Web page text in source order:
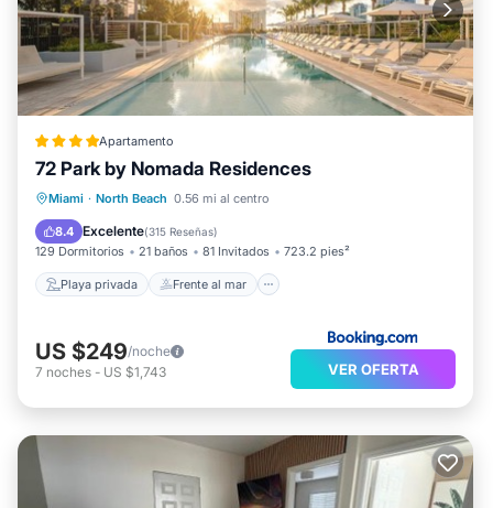
Apartamento
72 Park by Nomada Residences
Miami · North Beach 0.56 mi al centro
8.4 Excelente(315 Reseñas)
129 Dormitorios 21 baños 81 Invitados 723.2 pies²
Playa privada Frente al mar
Playa privada
Frente al mar
Aparcamiento
US $249/noche
7 noches - US $1,743 VER OFERTA